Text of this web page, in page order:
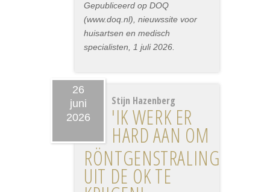
Gepubliceerd op DOQ
(www.doq.nl), nieuwssite voor
huisartsen en medisch
specialisten, 1 juli 2026.
26
juni
2026
Stijn Hazenberg
'IK WERK ER
HARD AAN OM
RÖNTGENSTRALING
UIT DE OK TE